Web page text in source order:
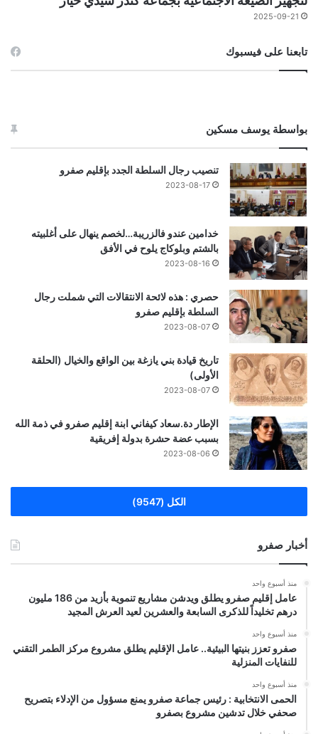
2025-09-21
تابعنا على فيسبوك
بواسطة يوسف مسكين
تنصيب رجال السلطة الجدد بإقليم صفرو
2023-08-17
خدامين عندو فالزريبة…لخصم ينهال على أغلبيته
بالشتم وبلوكاج يلوح في الأفق
2023-08-16
حصري : هذه لائحة الانتقالات التي شملت رجال
السلطة بإقليم صفرو
2023-08-07
تاريخ قيادة بني يازغة بين الواقع والخيال (الحلقة
الأولى)
2023-08-07
الإطار دة.سعاد كيفاني ابنة إقليم صفرو في ذمة الله
بسبب عضة حشرة بدولة إفريقية
2023-08-06
الكل (9547)
أخبار صفرو
منذ أسبوع واحد
عامل إقليم صفرو يطلق ويدشن مشاريع تنموية بأزيد من 186 مليون
درهم تخليداً للذكرى السابعة والعشرين لعيد العرش المجيد
منذ أسبوع واحد
صفرو تعزز بنيتها البيئية.. عامل الإقليم يطلق مشروع مركز الطمر التقني
للنفايات المنزلية
منذ أسبوع واحد
الحمى الانتخابية : رئيس جماعة صفرو يمنع مسؤول من الإدلاء بتصريح
صحفي خلال تدشين مشروع بصفرو